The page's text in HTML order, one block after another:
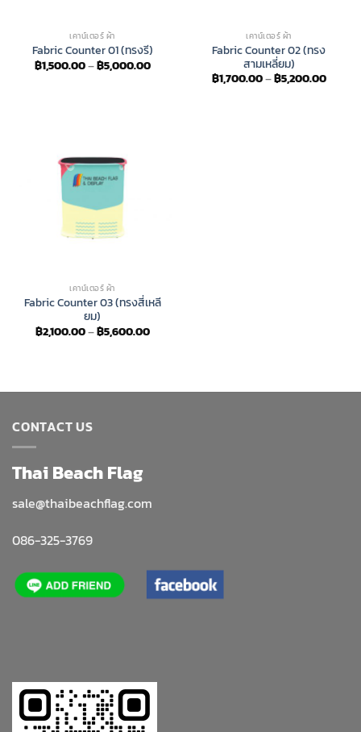
เคาน์เตอร์ ผ้า
Fabric Counter 01 (ทรงรี)
฿1,500.00–฿5,000.00Price
range:
เคาน์เตอร์ ผ้า
Fabric Counter 02 (ทรง
สามเหลี่ยม)
฿1,700.00–฿5,200.00Price
range:
เคาน์เตอร์ ผ้า
Fabric Counter 03 (ทรงสี่เหลี
ยม)
฿2,100.00–฿5,600.00Price
range:
CONTACT US
Thai Beach Flag
sale@thaibeachflag.com
086-325-3769